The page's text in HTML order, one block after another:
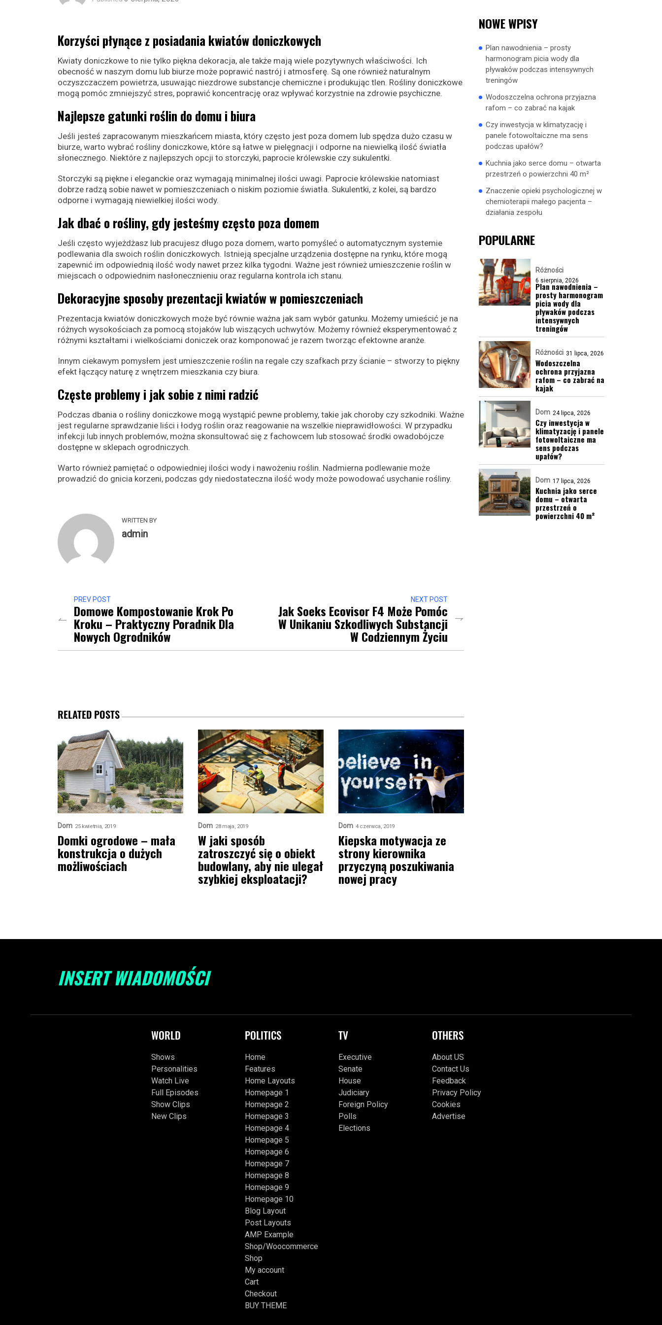
Korzyści płynące z posiadania kwiatów doniczkowych
Kwiaty doniczkowe to nie tylko piękna dekoracja, ale także mają wiele pozytywnych właściwości. Ich
obecność w naszym domu lub biurze może poprawić nastrój i atmosferę. Są one również naturalnym
oczyszczaczem powietrza, usuwając niezdrowe substancje chemiczne i produkując tlen. Rośliny doniczkowe
mogą pomóc zmniejszyć stres, poprawić koncentrację oraz wpływać korzystnie na zdrowie psychiczne.
Najlepsze gatunki roślin do domu i biura
Jeśli jesteś zapracowanym mieszkańcem miasta, który często jest poza domem lub spędza dużo czasu w
biurze, warto wybrać rośliny doniczkowe, które są łatwe w pielęgnacji i odporne na niewielką ilość światła
słonecznego. Niektóre z najlepszych opcji to storczyki, paprocie królewskie czy sukulentki.
Storczyki są piękne i eleganckie oraz wymagają minimalnej ilości uwagi. Paprocie królewskie natomiast
dobrze radzą sobie nawet w pomieszczeniach o niskim poziomie światła. Sukulentki, z kolei, są bardzo
odporne i wymagają niewielkiej ilości wody.
Jak dbać o rośliny, gdy jesteśmy często poza domem
Jeśli często wyjeżdżasz lub pracujesz długo poza domem, warto pomyśleć o automatycznym systemie
podlewania dla swoich roślin doniczkowych. Istnieją specjalne urządzenia dostępne na rynku, które mogą
zapewnić im odpowiednią ilość wody nawet przez kilka tygodni. Ważne jest również umieszczenie roślin w
miejscach o odpowiednim nasłonecznieniu oraz regularna kontrola ich stanu.
Dekoracyjne sposoby prezentacji kwiatów w pomieszczeniach
Prezentacja kwiatów doniczkowych może być równie ważna jak sam wybór gatunku. Możemy umieścić je na
różnych wysokościach za pomocą stojaków lub wiszących uchwytów. Możemy również eksperymentować z
różnymi kształtami i wielkościami doniczek oraz komponować je razem tworząc efektowne aranże.
Innym ciekawym pomysłem jest umieszczenie roślin na regale czy szafkach przy ścianie – stworzy to piękny
efekt łączący naturę z wnętrzem mieszkania czy biura.
Częste problemy i jak sobie z nimi radzić
Podczas dbania o rośliny doniczkowe mogą wystąpić pewne problemy, takie jak choroby czy szkodniki. Ważne
jest regularne sprawdzanie liści i łodyg roślin oraz reagowanie na wszelkie nieprawidłowości. W przypadku
infekcji lub innych problemów, można skonsultować się z fachowcem lub stosować środki owadobójcze
dostępne w sklepach ogrodniczych.
Warto również pamiętać o odpowiedniej ilości wody i nawożeniu roślin. Nadmierna podlewanie może
prowadzić do gnicia korzeni, podczas gdy niedostateczna ilość wody może powodować usychanie rośliny.
WRITTEN BY
admin
PREV POST
Domowe Kompostowanie Krok Po
Kroku – Praktyczny Poradnik Dla
Nowych Ogrodników
NEXT POST
Jak Soeks Ecovisor F4 Może Pomóc
W Unikaniu Szkodliwych Substancji
W Codziennym Życiu
NOWE WPISY
Plan nawodnienia – prosty
harmonogram picia wody dla
pływaków podczas intensywnych
treningów
Wodoszczelna ochrona przyjazna
rafom – co zabrać na kajak
Czy inwestycja w klimatyzację i
panele fotowoltaiczne ma sens
podczas upałów?
Kuchnia jako serce domu – otwarta
przestrzeń o powierzchni 40 m²
Znaczenie opieki psychologicznej w
chemioterapii małego pacjenta –
działania zespołu
POPULARNE
Różności
6 sierpnia, 2026
Plan nawodnienia –
prosty harmonogram
picia wody dla
pływaków podczas
intensywnych
treningów
Różności 31 lipca, 2026
Wodoszczelna
ochrona przyjazna
rafom – co zabrać na
kajak
Dom 24 lipca, 2026
Czy inwestycja w
klimatyzację i panele
fotowoltaiczne ma
sens podczas
upałów?
Dom 17 lipca, 2026
Kuchnia jako serce
domu – otwarta
przestrzeń o
powierzchni 40 m²
RELATED POSTS
Dom 25 kwietnia, 2019
Domki ogrodowe – mała
konstrukcja o dużych
możliwościach
Dom 28 maja, 2019
W jaki sposób
zatroszczyć się o obiekt
budowlany, aby nie ulegał
szybkiej eksploatacji?
Dom 4 czerwca, 2019
Kiepska motywacja ze
strony kierownika
przyczyną poszukiwania
nowej pracy
INSERT WIADOMOŚCI
WORLD
Shows
Personalities
Watch Live
Full Episodes
Show Clips
New Clips
POLITICS
Home
Features
Home Layouts
Homepage 1
Homepage 2
Homepage 3
Homepage 4
Homepage 5
Homepage 6
Homepage 7
Homepage 8
Homepage 9
Homepage 10
Blog Layout
Post Layouts
AMP Example
Shop/Woocommerce
Shop
My account
Cart
Checkout
BUY THEME
TV
Executive
Senate
House
Judiciary
Foreign Policy
Polls
Elections
OTHERS
About US
Contact Us
Feedback
Privacy Policy
Cookies
Advertise